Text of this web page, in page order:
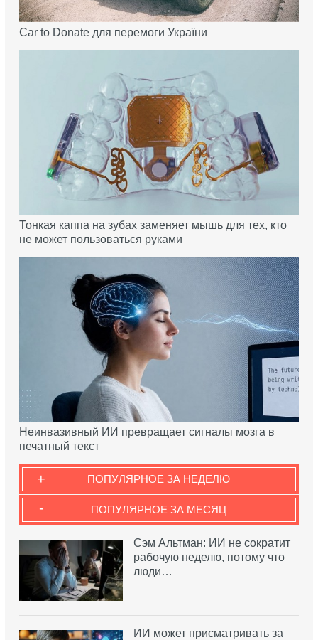
Car to Donate для перемоги України
Тонкая каппа на зубах заменяет мышь для тех, кто
не может пользоваться руками
Неинвазивный ИИ превращает сигналы мозга в
печатный текст
ПОПУЛЯРНОЕ ЗА НЕДЕЛЮ
+
ПОПУЛЯРНОЕ ЗА МЕСЯЦ
-
Сэм Альтман: ИИ не сократит
рабочую неделю, потому что
люди…
ИИ может присматривать за